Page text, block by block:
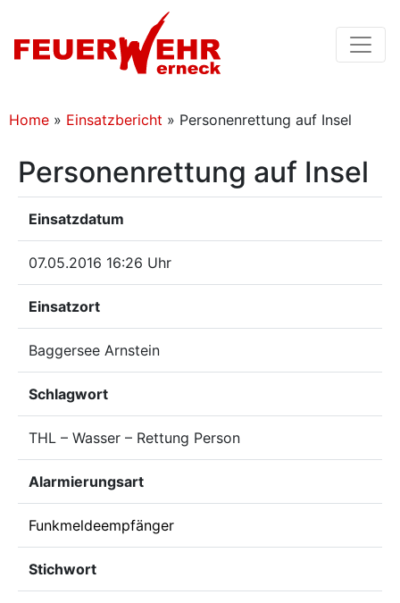
Home » Einsatzbericht » Personenrettung auf Insel
Personenrettung auf Insel
Einsatzdatum
07.05.2016 16:26 Uhr
Einsatzort
Baggersee Arnstein
Schlagwort
THL – Wasser – Rettung Person
Alarmierungsart
Funkmeldeempfänger
Stichwort